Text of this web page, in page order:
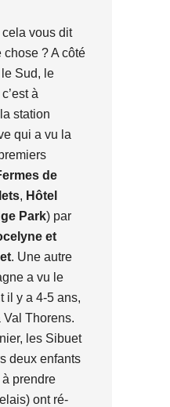
vous dit
chose ? A côté
Sud, le
à
station
qui a vu la
de
, Hôtel
Park) par
et
. Une autre
a vu le
il y a 4-5 ans,
Val Thorens.
les Sibuet
deux enfants
prendre
ont ré-